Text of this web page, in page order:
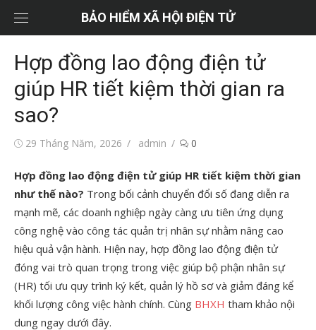
dung
BẢO HIỂM XÃ HỘI ĐIỆN TỬ
Hợp đồng lao động điện tử
giúp HR tiết kiệm thời gian ra
sao?
Đăng29 Tháng Năm, 2026
Tác
admin 0
Hợp đồng lao động điện tử giúp HR tiết kiệm thời gian
như thế nào? Trong bối cảnh chuyển đổi số đang diễn ra
mạnh mẽ, các doanh nghiệp ngày càng ưu tiên ứng dụng
công nghệ vào công tác quản trị nhân sự nhằm nâng cao
hiệu quả vận hành. Hiện nay, hợp đồng lao động điện tử
đóng vai trò quan trọng trong việc giúp bộ phận nhân sự
(HR) tối ưu quy trình ký kết, quản lý hồ sơ và giảm đáng kể
khối lượng công việc hành chính. Cùng BHXH tham khảo nội
dung ngay dưới đây.